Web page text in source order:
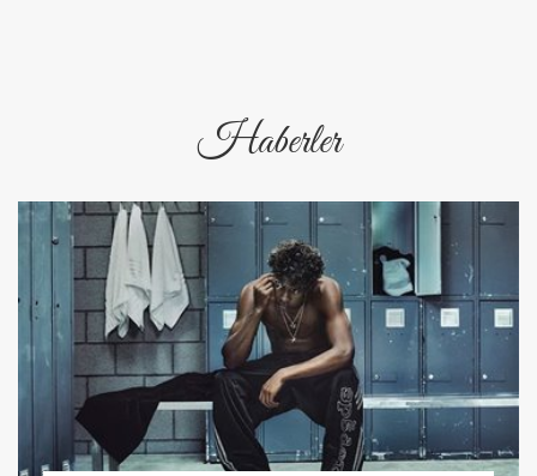
Haberler